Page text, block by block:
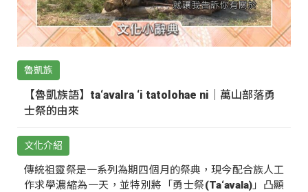
魯凱族
【魯凱族語】ta‘avalra ‘i tatolohae ni｜萬山部落勇
士祭的由來
文化介紹
傳統祖靈祭是一系列為期四個月的祭典，現今配合族人工
作求學濃縮為一天，並特別將「勇士祭(Ta‘avala)」凸顯